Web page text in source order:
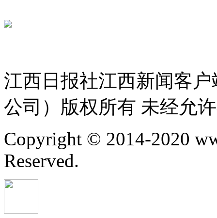
江西日报社江西新闻客
公司）版权所有 未经允
Copyright © 2014-2020
Reserved.